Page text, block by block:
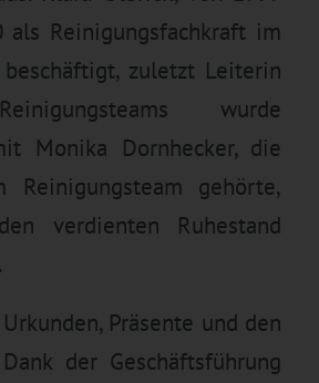
als Reinigungsfachkraft im
zuletzt Leiterin
wurde
Monika Dornhecker, die
Reinigungsteam gehörte,
verdienten Ruhestand
Präsente und den
der Geschäftsführung